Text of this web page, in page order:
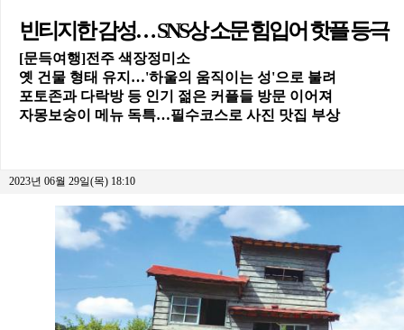
빈티지한 감성… SNS상 소문 힘입어 핫플 등극
[문득여행]전주 색장정미소
옛 건물 형태 유지…'하울의 움직이는 성'으로 불려
포토존과 다락방 등 인기 젊은 커플들 방문 이어져
자몽보숭이 메뉴 독특…필수코스로 사진 맛집 부상
2023년 06월 29일(목) 18:10